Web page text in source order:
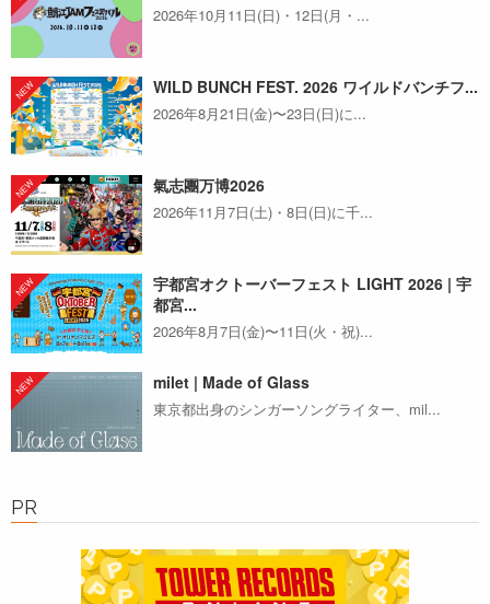
2026年10月11日(日)・12日(月・...
WILD BUNCH FEST. 2026 ワイルドバンチフ...
2026年8月21日(金)〜23日(日)に...
氣志團万博2026
2026年11月7日(土)・8日(日)に千...
宇都宮オクトーバーフェスト LIGHT 2026 | 宇
都宮...
2026年8月7日(金)〜11日(火・祝)...
milet | Made of Glass
東京都出身のシンガーソングライター、mil...
PR